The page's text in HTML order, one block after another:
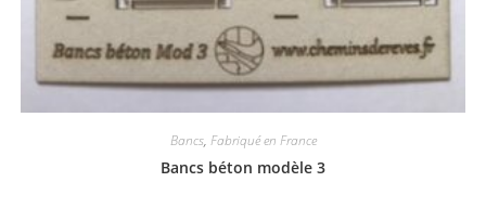
Bancs, Fabriqué en France
Bancs béton modèle 3